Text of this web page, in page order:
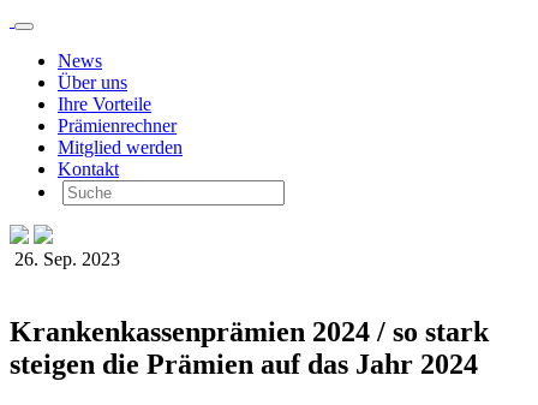
News
Über uns
Ihre Vorteile
Prämienrechner
Mitglied werden
Kontakt
26. Sep. 2023
Krankenkassenprämien 2024 / so stark
steigen die Prämien auf das Jahr 2024